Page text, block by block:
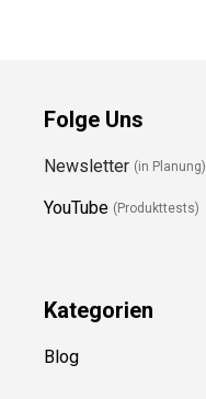
Folge Uns
Newsletter (in Planung)
YouTube (Produkttests)
Kategorien
Blog